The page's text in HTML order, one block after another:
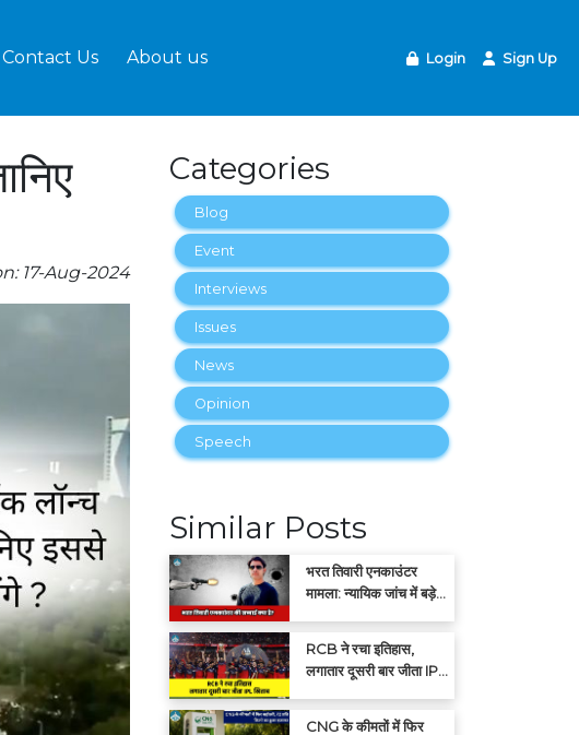
Contact Us About us Login Sign Up
17-Aug-2024
Categories
Blog
Event
Interviews
Issues
News
Opinion
Speech
Similar Posts
भरत तिवारी एनकाउंटर
मामला: न्यायिक जांच में बड़े
RCB ने रचा इतिहास,
लगातार दूसरी बार जीता IPL
CNG के कीमतों में फिर